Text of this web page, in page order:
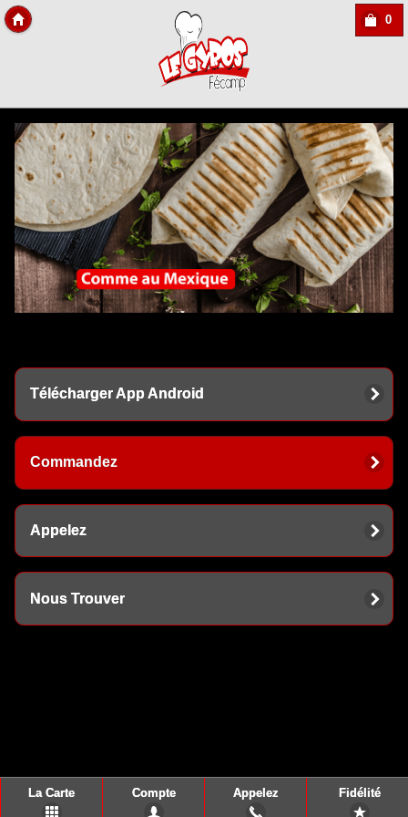
0
Télécharger App Android
Commandez
Appelez
Nous Trouver
La Carte Compte Appelez Fidélité
Copyright Des-click